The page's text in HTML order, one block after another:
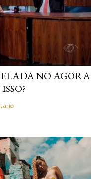
NO AGORA